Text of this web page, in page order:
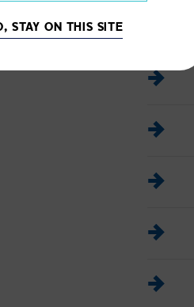
STAY ON THIS SITE